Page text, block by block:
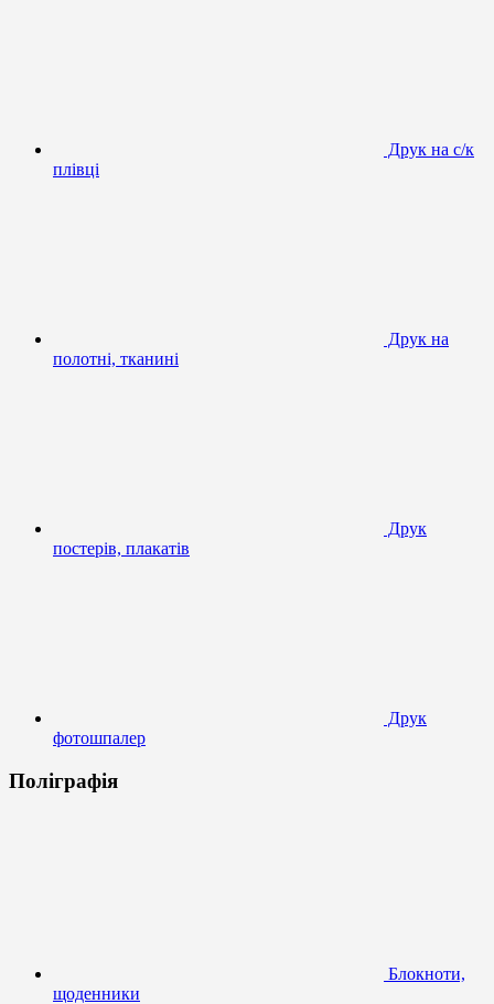
Друк на с/к
плівці
Друк на
полотні, тканині
Друк
постерів, плакатів
Друк
фотошпалер
Поліграфія
Блокноти,
щоденники